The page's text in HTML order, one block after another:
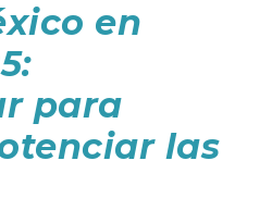
en
para
las